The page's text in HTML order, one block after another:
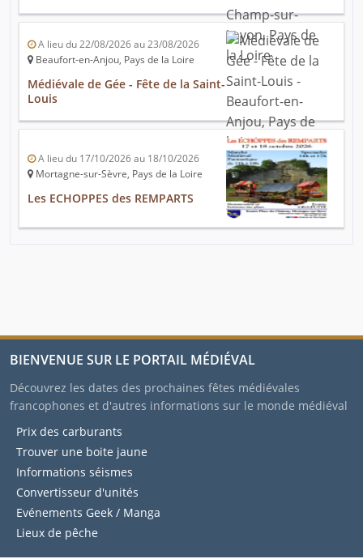
A lieu du 22/08/2026 au 23/08/2026
Beaufort-en-Anjou, Pays de la Loire
Médiévale de Gée - Fête de la Saint-
Louis
A lieu du 17/10/2026 au 18/10/2026
Mortagne-sur-Sèvre, Pays de la Loire
Les ECHOPPES des REMPARTS
BIENVENUE SUR LE PORTAIL MÉDIÉVAL
Découvrez les dates des prochaines fêtes médiévales
francophones et d'autres informations sur le monde médiéval
Prix des carburants
Trouver une boite jaune
Informations séismes
Convertisseur d'unités
Evénements Geek / Manga
Lieux de pêche